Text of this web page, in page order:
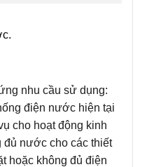
nhu cầu sử dụng:
điện nước hiện tại
cho hoạt động kinh
đủ nước cho các thiết
hoặc không đủ điện